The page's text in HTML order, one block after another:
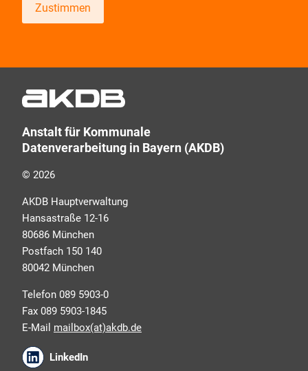
Zustimmen
Umfragen in allen Produktbereichen des AKDB
selbstverständlich kostenlos. Aber auch schnell und
ressourcenschonend, eben ganz zeitgemäß digital.
Dafür benötigen wir Ihre Einwilligung, die Sie jederzeit
Ich erkläre mich mit den AKDB-
Datenschutzbedingungen einverstanden. Detaillierte
Anstalt für Kommunale
Datenverarbeitung in Bayern (AKDB)
© 2026
AKDB Hauptverwaltung
Hansastraße 12-16
80686 München
Postfach 150 140
80042 München
Telefon 089 5903-0
Fax 089 5903-1845
E-Mail mailbox(at)akdb.de
LinkedIn